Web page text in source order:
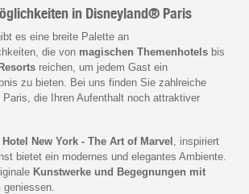
in Disneyland® Paris
es eine breite Palette an
die von magischen Themenhotels bis
reichen, um jedem Gast ein
zu bieten. Bei uns finden Sie zahlreiche
die Ihren Aufenthalt noch attraktiver
Hotel New York - The Art of Marvel
, inspiriert
bietet ein modernes und elegantes Ambiente.
Kunstwerke und Begegnungen mit
geniessen.